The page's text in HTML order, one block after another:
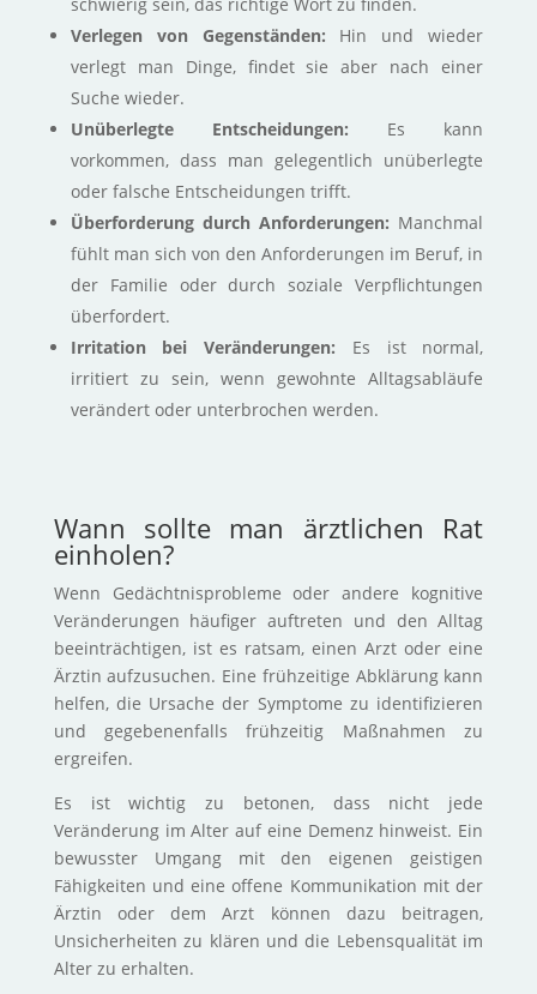
Verlegen von Gegenständen:
Hin und wieder
verlegt man Dinge, findet sie aber nach einer
Suche wieder.
Unüberlegte Entscheidungen:
Es kann
vorkommen, dass man gelegentlich unüberlegte
oder falsche Entscheidungen trifft.
Überforderung durch Anforderungen: Manchmal
fühlt man sich von den Anforderungen im Beruf, in
der Familie oder durch soziale Verpflichtungen
überfordert.
Irritation bei Veränderungen:
Es ist normal,
irritiert zu sein, wenn gewohnte Alltagsabläufe
verändert oder unterbrochen werden.
Wann sollte man ärztlichen Rat
einholen?
Wenn Gedächtnisprobleme oder andere kognitive
Veränderungen häufiger auftreten und den Alltag
beeinträchtigen, ist es ratsam, einen Arzt oder eine
Ärztin aufzusuchen. Eine frühzeitige Abklärung kann
helfen, die Ursache der Symptome zu identifizieren
und gegebenenfalls frühzeitig Maßnahmen zu
ergreifen.
Es ist wichtig zu betonen, dass nicht jede
Veränderung im Alter auf eine Demenz hinweist. Ein
bewusster Umgang mit den eigenen geistigen
Fähigkeiten und eine offene Kommunikation mit der
Ärztin oder dem Arzt können dazu beitragen,
Unsicherheiten zu klären und die Lebensqualität im
Alter zu erhalten.